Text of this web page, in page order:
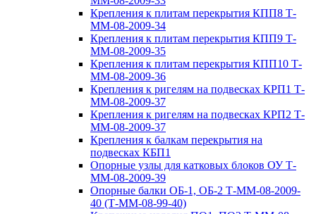
Крепления к плитам перекрытия КПП8 Т-
ММ-08-2009-34
Крепления к плитам перекрытия КПП9 Т-
ММ-08-2009-35
Крепления к плитам перекрытия КПП10 Т-
ММ-08-2009-36
Крепления к ригелям на подвесках КРП1 Т-
ММ-08-2009-37
Крепления к ригелям на подвесках КРП2 Т-
ММ-08-2009-37
Крепления к балкам перекрытия на
подвесках КБП1
Опорные узлы для катковых блоков ОУ Т-
ММ-08-2009-39
Опорные балки ОБ-1, ОБ-2 Т-ММ-08-2009-
40 (Т-ММ-08-99-40)